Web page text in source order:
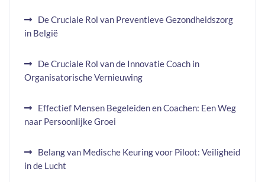
De Cruciale Rol van Preventieve Gezondheidszorg
in België
De Cruciale Rol van de Innovatie Coach in
Organisatorische Vernieuwing
Effectief Mensen Begeleiden en Coachen: Een Weg
naar Persoonlijke Groei
Belang van Medische Keuring voor Piloot: Veiligheid
in de Lucht